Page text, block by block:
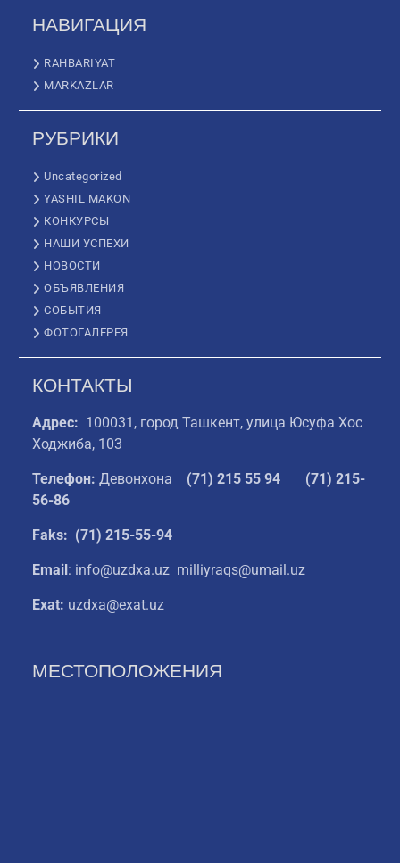
НАВИГАЦИЯ
RAHBARIYAT
MARKAZLAR
РУБРИКИ
Uncategorized
YASHIL MAKON
КОНКУРСЫ
НАШИ УСПЕХИ
НОВОСТИ
ОБЪЯВЛЕНИЯ
СОБЫТИЯ
ФОТОГАЛЕРЕЯ
КОНТАКТЫ
Адрес: 100031, город Ташкент, улица Юсуфа Хос
Ходжиба, 103
Телефон: Девонхона (71) 215 55 94
(71) 215-
56-86
Faks: (71) 215-55-94
Email: info@uzdxa.uz milliyraqs@umail.uz
Exat: uzdxa@exat.uz
МЕСТОПОЛОЖЕНИЯ